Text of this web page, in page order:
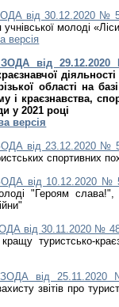
від 30.12.2020 №
молоді
версія
від
області на
і краєзнавства,
у 2021 році
версія
від 23.12.2020 №
спортивних
від 10.12.2020 №
"Героям
від 30.11.2020 №
туристсько-
від
звітів про